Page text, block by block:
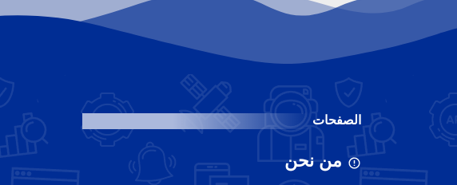
الصفحات
من نحن